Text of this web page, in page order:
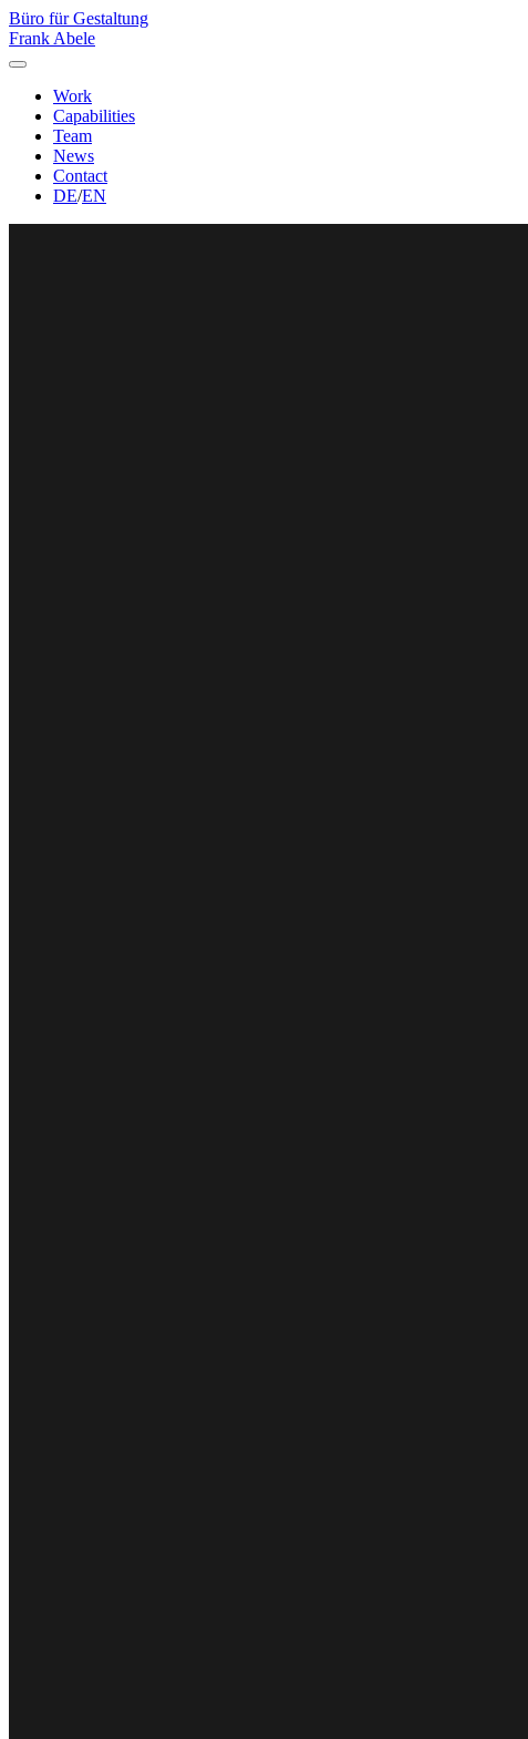
Büro für Gestaltung
Frank Abele
Work
Capabilities
Team
News
Contact
DE/EN